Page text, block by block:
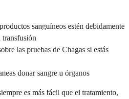
sanguíneos estén debidamente
transfusión
las pruebas de Chagas si estás
donar sangre u órganos
es más fácil que el tratamiento,